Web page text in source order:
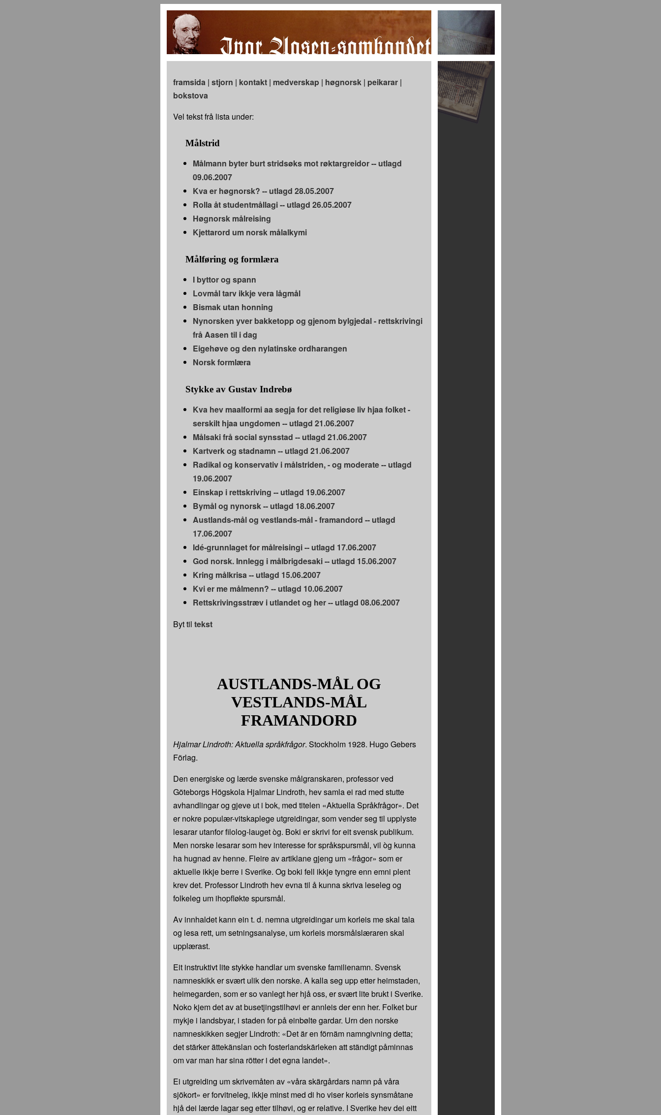
framsida| stjorn | kontakt| medverskap| høgnorsk| peikarar|
bokstova
Vel tekst frå lista under:
Målstrid
Målmann byter burt stridsøks mot røktargreidor -- utlagd
09.06.2007
Kva er høgnorsk? -- utlagd 28.05.2007
Rolla åt studentmållagi -- utlagd 26.05.2007
Høgnorsk målreising
Kjettarord um norsk målalkymi
Målføring og formlæra
I byttor og spann
Lovmål tarv ikkje vera lågmål
Bismak utan honning
Nynorsken yver bakketopp og gjenom bylgjedal - rettskrivingi
frå Aasen til i dag
Eigehøve og den nylatinske ordharangen
Norsk formlæra
Stykke av Gustav Indrebø
Kva hev maalformi aa segja for det religiøse liv hjaa folket -
serskilt hjaa ungdomen -- utlagd 21.06.2007
Målsaki frå social synsstad -- utlagd 21.06.2007
Kartverk og stadnamn -- utlagd 21.06.2007
Radikal og konservativ i målstriden, - og moderate -- utlagd
19.06.2007
Einskap i rettskriving -- utlagd 19.06.2007
Bymål og nynorsk -- utlagd 18.06.2007
Austlands-mål og vestlands-mål - framandord -- utlagd
17.06.2007
Idé-grunnlaget for målreisingi -- utlagd 17.06.2007
God norsk. Innlegg i målbrigdesaki -- utlagd 15.06.2007
Kring målkrisa -- utlagd 15.06.2007
Kvi er me målmenn? -- utlagd 10.06.2007
Rettskrivingsstræv i utlandet og her -- utlagd 08.06.2007
Byt til tekst
AUSTLANDS-MÅL OG
VESTLANDS-MÅL
FRAMANDORD
Hjalmar Lindroth: Aktuella språkfrågor. Stockholm 1928. Hugo Gebers
Förlag.
Den energiske og lærde svenske målgranskaren, professor ved
Göteborgs Högskola Hjalmar Lindroth, hev samla ei rad med stutte
avhandlingar og gjeve ut i bok, med titelen «Aktuella Språkfrågor». Det
er nokre populær-vitskaplege utgreidingar, som vender seg til upplyste
lesarar utanfor filolog-lauget òg. Boki er skrivi for eit svensk publikum.
Men norske lesarar som hev interesse for språkspursmål, vil òg kunna
ha hugnad av henne. Fleire av artiklane gjeng um «frågor» som er
aktuelle ikkje berre i Sverike. Og boki fell ikkje tyngre enn emni plent
krev det. Professor Lindroth hev evna til å kunna skriva leseleg og
folkeleg um ihopfløkte spursmål.
Av innhaldet kann ein t. d. nemna utgreidingar um korleis me skal tala
og lesa rett, um setningsanalyse, um korleis morsmålslæraren skal
upplærast.
Eit instruktivt lite stykke handlar um svenske familienamn. Svensk
namneskikk er svært ulik den norske. A kalla seg upp etter heimstaden,
heimegarden, som er so vanlegt her hjå oss, er svært lite brukt i Sverike.
Noko kjem det av at busetjingstilhøvi er annleis der enn her. Folket bur
mykje i landsbyar, i staden for på einbølte gardar. Urn den norske
namneskikken segjer Lindroth: «Det är en förnäm namngivning detta;
det stärker ättekänslan och fosterlandskärleken att ständigt påminnas
om var man har sina rötter i det egna landet».
Ei utgreiding um skrivemåten av «våra skärgårdars namn på våra
sjökort» er forvitneleg, ikkje minst med di ho viser korleis synsmåtane
hjå dei lærde lagar seg etter tilhøvi, og er relative. I Sverike hev dei eitt